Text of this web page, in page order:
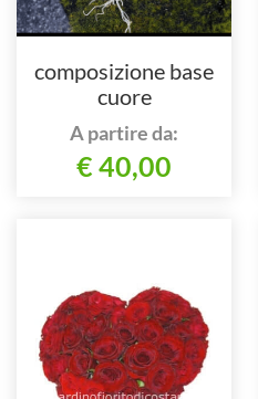
composizione base
cuore
A partire da:
€ 40,00